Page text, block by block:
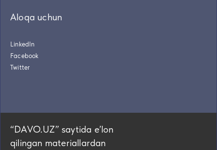
Aloqa uchun
LinkedIn
Facebook
Twitter
“DAVO.UZ” saytida eʼlon
qilingan materiallardan